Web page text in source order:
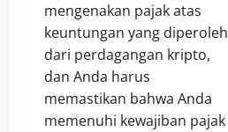
mengenakan pajak atas
keuntungan yang diperoleh
dari perdagangan kripto,
dan Anda harus
memastikan bahwa Anda
memenuhi kewajiban pajak